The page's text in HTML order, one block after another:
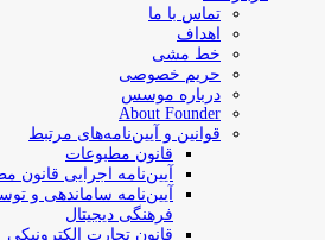
تماس با ما
اهداف
خط مشی
حریم خصوصی
درباره موسس
About Founder
قوانین و آیین‌نامه‌های مرتبط
‌قانون مطبوعات
آیین‌نامه اجرایی قانون
آیین‌نامه سامان­دهی و
فرهنگی دیجیتال
قانون تجارت الکترونیکی